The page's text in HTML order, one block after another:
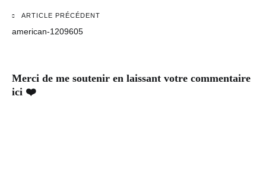
Navigation
ARTICLE PRÉCÉDENT
american-1209605
Merci de me soutenir en laissant votre commentaire
ici ❤️